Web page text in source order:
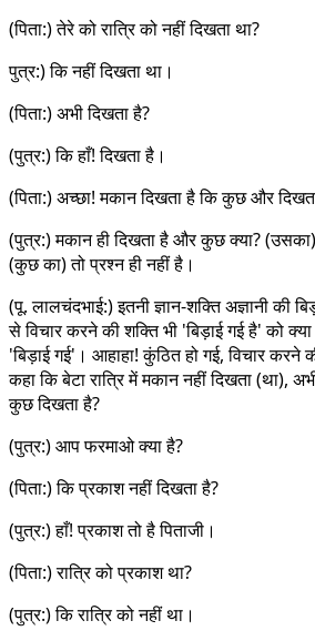
(पिता:) तेरे को रात्रि को नहीं दिखता था?
पुत्र:) कि नहीं दिखता था।
(पिता:) अभी दिखता है?
(पुत्र:) कि हाँ! दिखता है।
(पिता:) अच्छा! मकान दिखता है कि कुछ और
(पुत्र:) मकान ही दिखता है और कुछ क्या?
(कुछ का) तो प्रश्न ही नहीं है।
(पू. लालचंदभाई:) इतनी ज्ञान-शक्ति अज्ञानी की
से विचार करने की शक्ति भी 'बिड़ाई गई है' को
'बिड़ाई गई'। आहाहा! कुंठित हो गई, विचार करने
कहा कि बेटा रात्रि में मकान नहीं दिखता (था),
कुछ दिखता है?
(पुत्र:) आप फरमाओ क्या है?
(पिता:) कि प्रकाश नहीं दिखता है?
(पुत्र:) हाँ! प्रकाश तो है पिताजी।
(पिता:) रात्रि को प्रकाश था?
(पुत्र:) कि रात्रि को नहीं था।